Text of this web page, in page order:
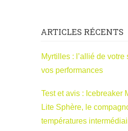
ARTICLES RÉCENTS
Myrtilles : l’allié de votre
vos performances
Test et avis : Icebreaker
Lite Sphère, le
températures